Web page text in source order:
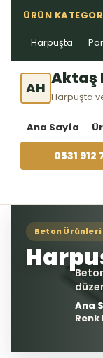
ÜRÜN
Harpuşta
AH Aktaş
Harpuşta
Ana Sayfa
0531 912
Ana
Renk